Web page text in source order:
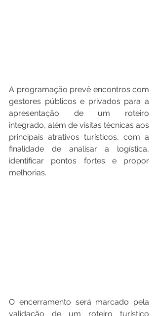
A programação prevê encontros com
gestores públicos e privados para a
apresentação de um roteiro
integrado, além de visitas técnicas aos
principais atrativos turísticos, com a
finalidade de analisar a logística,
identificar pontos fortes e propor
melhorias.
O encerramento será marcado pela
validação de um roteiro turístico